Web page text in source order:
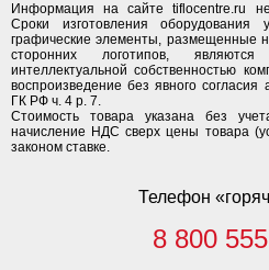
Информация на сайте tiflocentre.ru
Сроки изготовления
графические элементы, размещенные
сторонних логотипов,
интеллектуальной собственностью
воспроизведение без явного
ГК РФ ч. 4 р. 7.
Стоимость товара указана без
начисление НДС сверх цены товара
законом ставке.
Телефон
8 800